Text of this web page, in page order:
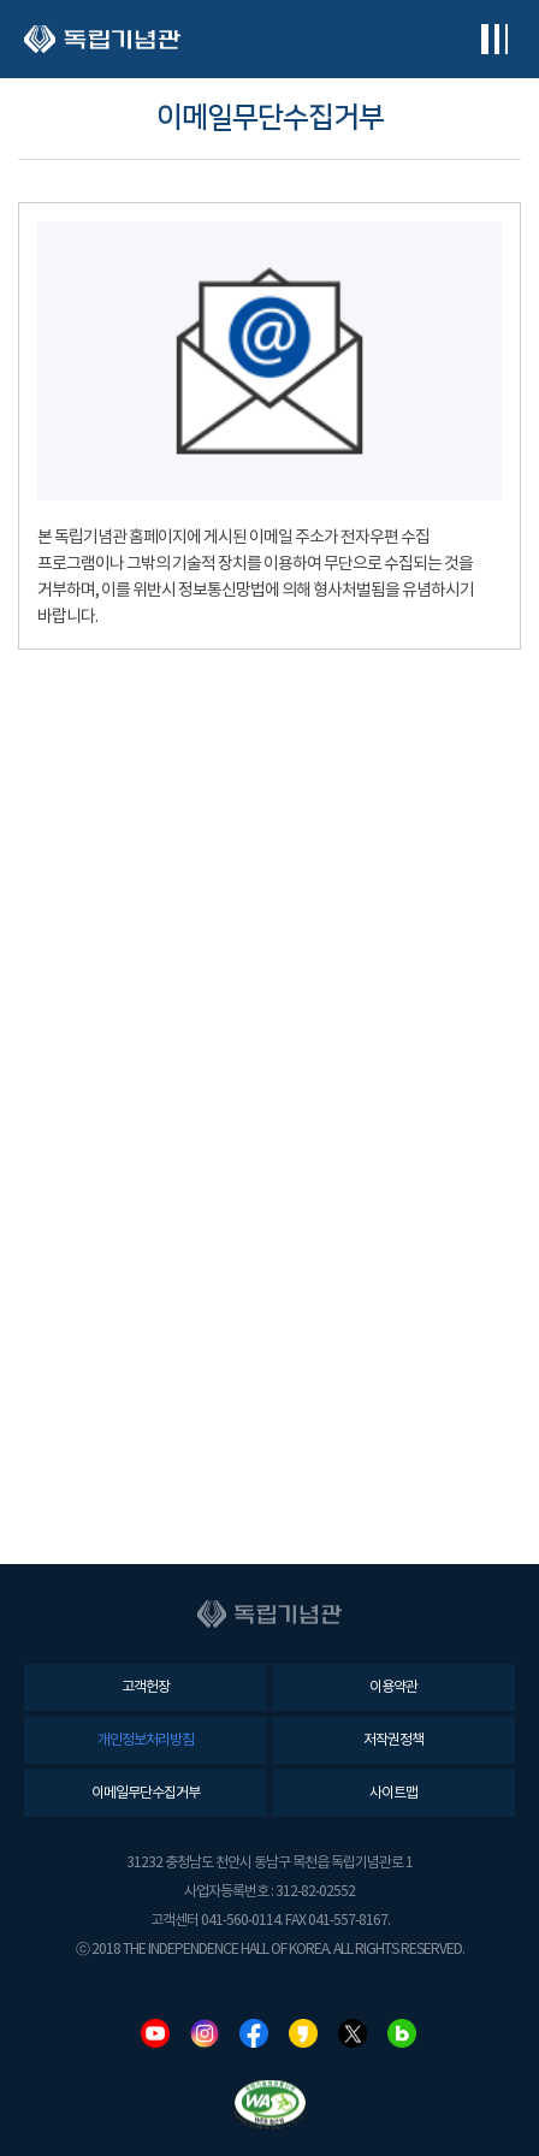
이메일무단수집거부
본 독립기념관 홈페이지에 게시된 이메일 주소가 전자우편 수집
프로그램이나 그밖의 기술적 장치를 이용하여 무단으로 수집되는 것을
거부하며, 이를 위반시 정보통신망법에 의해 형사처벌됨을 유념하시기
바랍니다.
고객헌장 이용약관
개인정보처리방침 저작권정책
이메일무단수집거부 사이트맵
31232 충청남도 천안시 동남구 목천읍 독립기념관로 1
사업자등록번호 : 312-82-02552
고객센터 041-560-0114. FAX 041-557-8167.
ⓒ 2018 THE INDEPENDENCE HALL OF KOREA. ALL RIGHTS RESERVED.